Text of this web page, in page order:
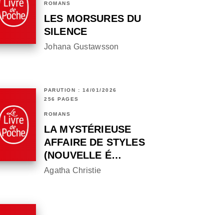
ROMANS
LES MORSURES DU
SILENCE
Johana Gustawsson
PARUTION : 14/01/2026
256 PAGES
ROMANS
LA MYSTÉRIEUSE
AFFAIRE DE STYLES
(NOUVELLE É…
Agatha Christie